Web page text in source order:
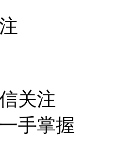
关注
手掌握